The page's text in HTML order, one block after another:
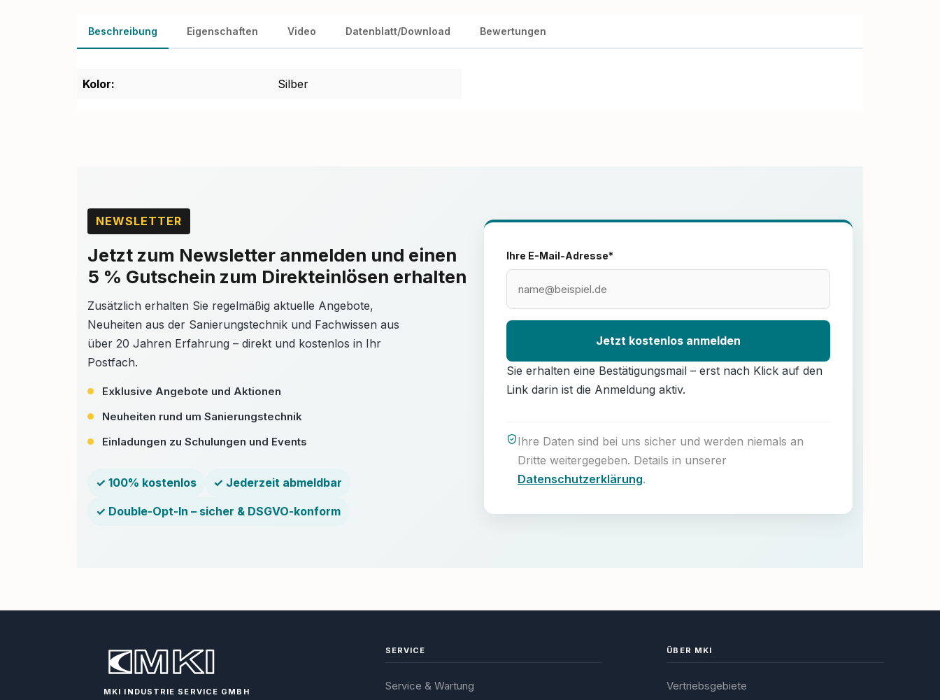
Beschreibung Eigenschaften Video Datenblatt/Download Bewertungen
Kolor: Silber
NEWSLETTER
Jetzt zum Newsletter anmelden und einen
5 % Gutschein zum Direkteinlösen erhalten
Zusätzlich erhalten Sie regelmäßig aktuelle Angebote,
Neuheiten aus der Sanierungstechnik und Fachwissen aus
über 20 Jahren Erfahrung – direkt und kostenlos in Ihr
Postfach.
Exklusive Angebote und Aktionen
Neuheiten rund um Sanierungstechnik
Einladungen zu Schulungen und Events
✓ 100% kostenlos ✓ Jederzeit abmeldbar
✓ Double-Opt-In – sicher & DSGVO-konform
Ihre E-Mail-Adresse*
Jetzt kostenlos anmelden
Sie erhalten eine Bestätigungsmail – erst nach Klick auf den
Link darin ist die Anmeldung aktiv.
Ihre Daten sind bei uns sicher und werden niemals an
Dritte weitergegeben. Details in unserer
Datenschutzerklärung.
MKI INDUSTRIE SERVICE GMBH
SERVICE
Service & Wartung
ÜBER MKI
Vertriebsgebiete